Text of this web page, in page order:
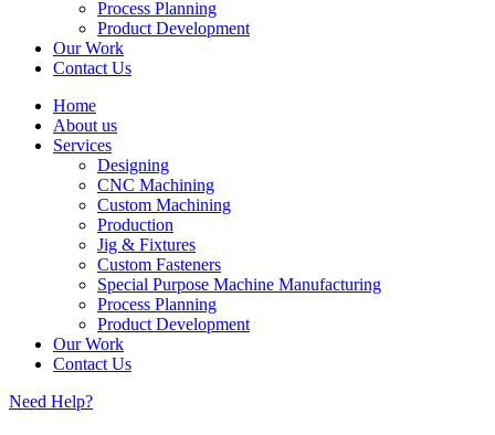
Process Planning
Product Development
Our Work
Contact Us
Home
About us
Services
Designing
CNC Machining
Custom Machining
Production
Jig & Fixtures
Custom Fasteners
Special Purpose Machine Manufacturing
Process Planning
Product Development
Our Work
Contact Us
Need Help?